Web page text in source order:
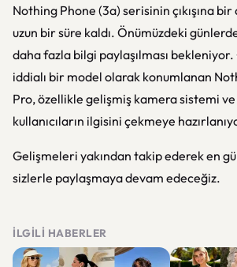
Nothing Phone (3a) serisinin çıkışına
uzun bir süre kaldı. Önümüzdeki
daha fazla bilgi paylaşılması
iddialı bir model olarak konumlanan
Pro, özellikle gelişmiş kamera sistemi ve
kullanıcıların ilgisini çekmeye
Gelişmeleri yakından takip ederek en
sizlerle paylaşmaya devam edeceğiz.
İLGILI HABERLER